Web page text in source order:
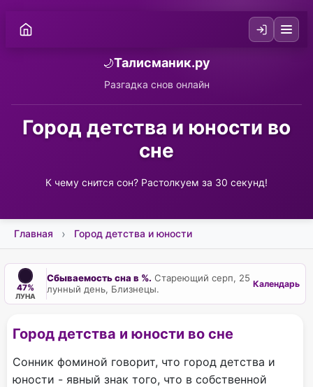
🌙Талисманик.ру
Разгадка снов онлайн
Город детства и юности во
сне
К чему снится сон? Растолкуем за 30 секунд!
Главная Город детства и юности
47%
ЛУНА
Сбываемость сна в %. Стареющий серп, 25
лунный день, Близнецы.
Календарь
Город детства и юности во сне
Сонник фоминой говорит, что город детства и
юности - явный знак того, что в собственной